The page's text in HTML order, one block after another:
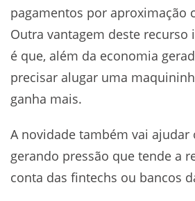
pagamentos por aproximação
Outra vantagem deste recurso
é que, além da economia
precisar alugar uma
ganha mais.
A novidade também vai ajudar
gerando pressão que tende a
conta das fintechs ou bancos